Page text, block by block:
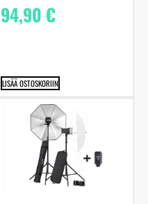
94,90€
LISÄÄ OSTOSKORIIN